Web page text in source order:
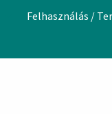
Felhasználás /